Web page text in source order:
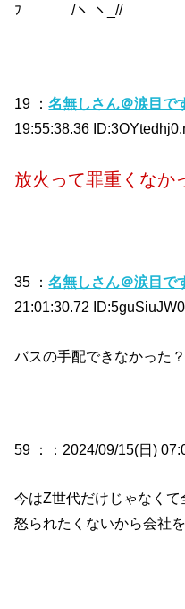
ﾌ /ヽ ヽ_//
19 ：名無しさん＠涙目で
19:55:38.36
放火って罪重くなか
35 ：名無しさん＠涙目で
21:01:30.72
バスの手配できなかった？
59 ： ：2024/09/15(日)
今はZ世代だけじゃなく
怒られたくないから会社